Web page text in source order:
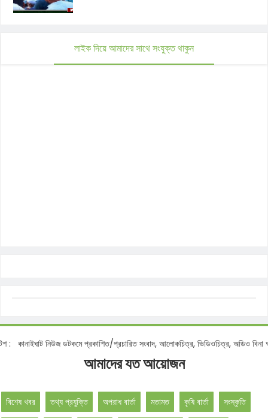
লাইক দিয়ে আমাদের সাথে সংযুক্ত থাকুন
: কানাইঘাট নিউজ ডটকমে প্রকাশিত/প্রচারিত সংবাদ, আলোকচিত্র, ভিডিওচিত্র, অডিও
আমাদের যত আয়োজন
বিশেষ খবর তথ্য প্রযুক্তি অপরাধ বার্তা মতামত কৃষি বার্তা সংস্কৃতি